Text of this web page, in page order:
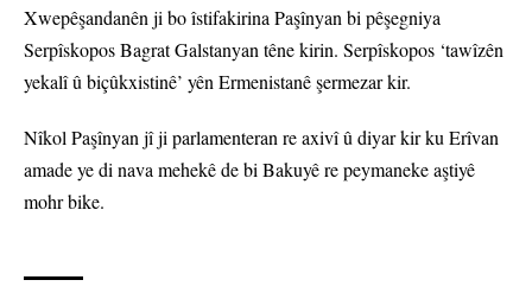
Xwepêşandanên ji bo îstifakirina Paşînyan bi pêşegniya
Serpîskopos Bagrat Galstanyan têne kirin. Serpîskopos ‘tawîzên
yekalî û biçûkxistinê’ yên Ermenistanê şermezar kir.
Nîkol Paşînyan jî ji parlamenteran re axivî û diyar kir ku Erîvan
amade ye di nava mehekê de bi Bakuyê re peymaneke aştiyê
mohr bike.